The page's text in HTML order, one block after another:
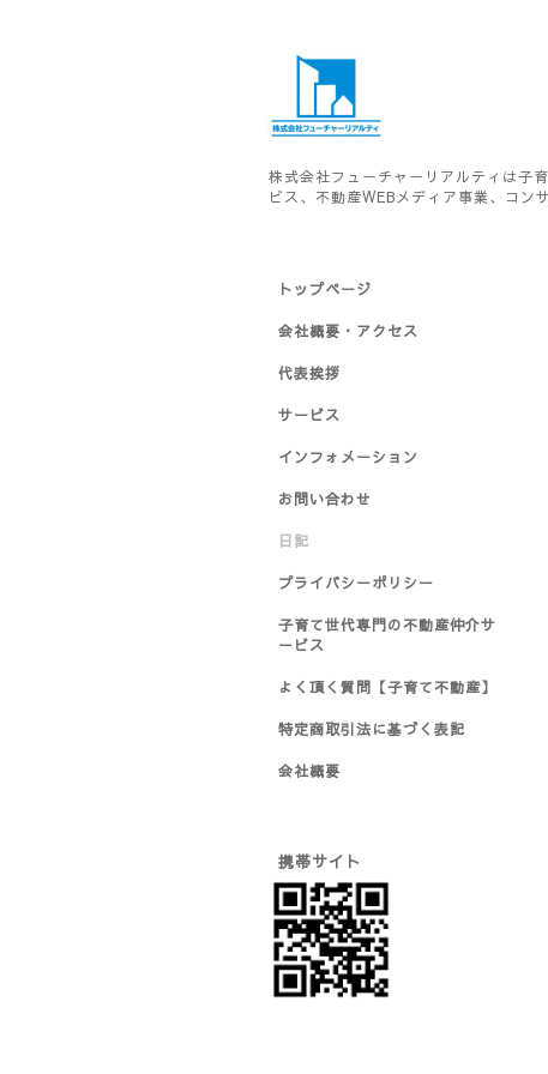
株式会社フューチャーリアルティは子
ビス、不動産WEBメディア事業、コン
トップページ
会社概要・アクセス
代表挨拶
サービス
インフォメーション
お問い合わせ
日記
プライバシーポリシー
子育て世代専門の不動産仲介サ
ービス
よく頂く質問【子育て不動産】
特定商取引法に基づく表記
会社概要
携帯サイト